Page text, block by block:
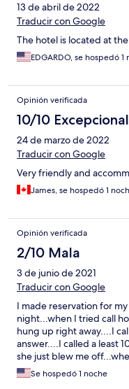
13 de abril de 2022
Traducir con Google
The hotel is located at
EDGARDO, se hospedó 1
Opinión verificada
10/10 Excepcional
24 de marzo de 2022
Traducir con Google
Very friendly and
James, se hospedó 1
Opinión verificada
2/10 Mala
3 de junio de 2021
Traducir con Google
I made reservation for
night...when I tried call
hung up right away....I
answer....I called a least
she just blew me
time, her room was dirty
new room, but the
Se hospedó 1 noche